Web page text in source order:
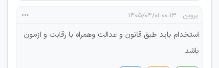
پروین ۰۰:۱۳ ۱۴۰۵/۰۴/۰۱
استخدام باید طبق قانون و عدالت وهمراه با رقابت و ازمون
باشد